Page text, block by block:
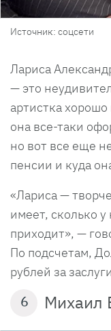
Источник: соцсети
Лариса
— это
артистка
она все-таки
но вот все еще
пенсии и куда
«Лариса —
имеет, сколько
приходит», —
По подсчетам,
рублей за
6 Михаил